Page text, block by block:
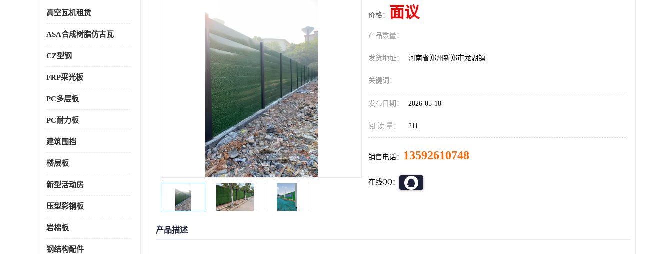
高空瓦机租赁
ASA合成树脂仿古瓦
CZ型钢
FRP采光板
PC多层板
PC耐力板
建筑围挡
楼层板
新型活动房
压型彩钢板
岩棉板
钢结构配件
价格： 面议
产品数量：
发货地址： 河南省郑州新郑市龙湖镇
关键词：
发布日期： 2026-05-18
阅 读 量： 211
销售电话： 13592610748
在线QQ：
产品描述